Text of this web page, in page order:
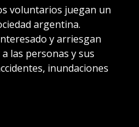
voluntarios juegan un
argentina.
y arriesgan
las personas y sus
inundaciones